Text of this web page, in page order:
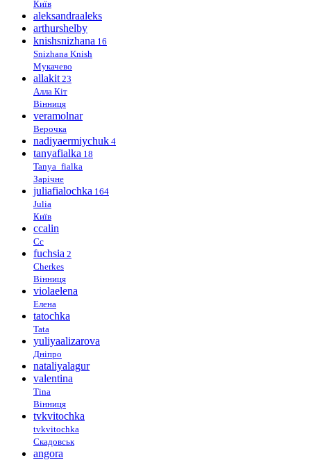
Київ
aleksandraaleks
arthurshelby
knishsnizhana 16
Snizhana Knish
Мукачево
allakit 23
Алла Кіт
Вінниця
veramolnar
Верочка
nadiyaermiychuk 4
tanyafialka 18
Tanya_fialka
Зарічне
juliafialochka 164
Julia
Київ
ccalin
Cc
fuchsia 2
Cherkes
Вінниця
violaelena
Елена
tatochka
Tata
yuliyaalizarova
Дніпро
nataliyalagur
valentina
Tina
Вінниця
tvkvitochka
tvkvitochka
Скадовськ
angora